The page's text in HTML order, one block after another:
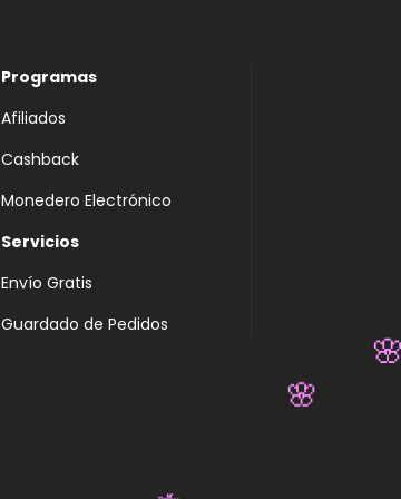
Programas
Afiliados
Cashback
Monedero Electrónico
Servicios
Envío Gratis
Guardado de Pedidos